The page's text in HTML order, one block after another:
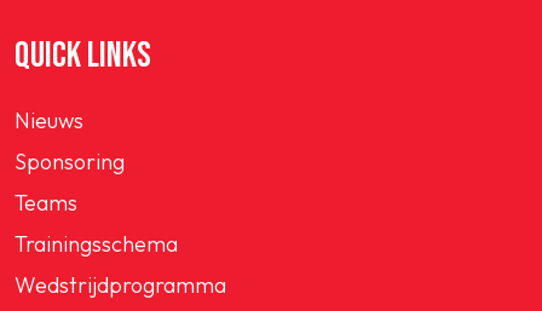
QUICK LINKS
Nieuws
Sponsoring
Teams
Trainingsschema
Wedstrijdprogramma